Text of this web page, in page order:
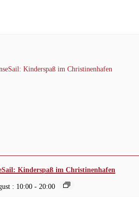
Kinderspaß im Christinenhafen
: 10:00 - 20:00